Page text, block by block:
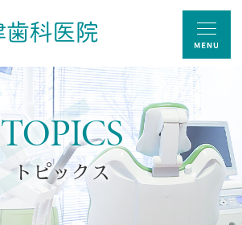
TOPICS
トピックス